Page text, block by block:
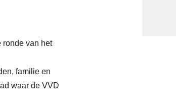
ronde van het
familie en
waar de VVD